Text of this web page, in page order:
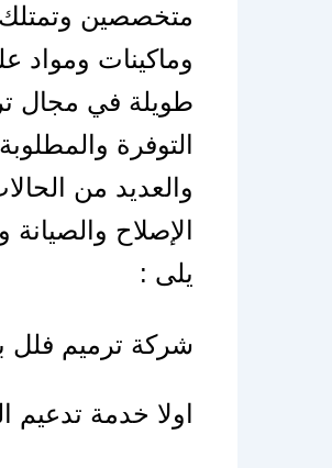
متخصصين وتمتلك
وماكينات
طويلة في مجال
التوفرة
والعديد من
الإصلاح
يلى :
شركة ترميم فلل
اولا خدمة تدعيم